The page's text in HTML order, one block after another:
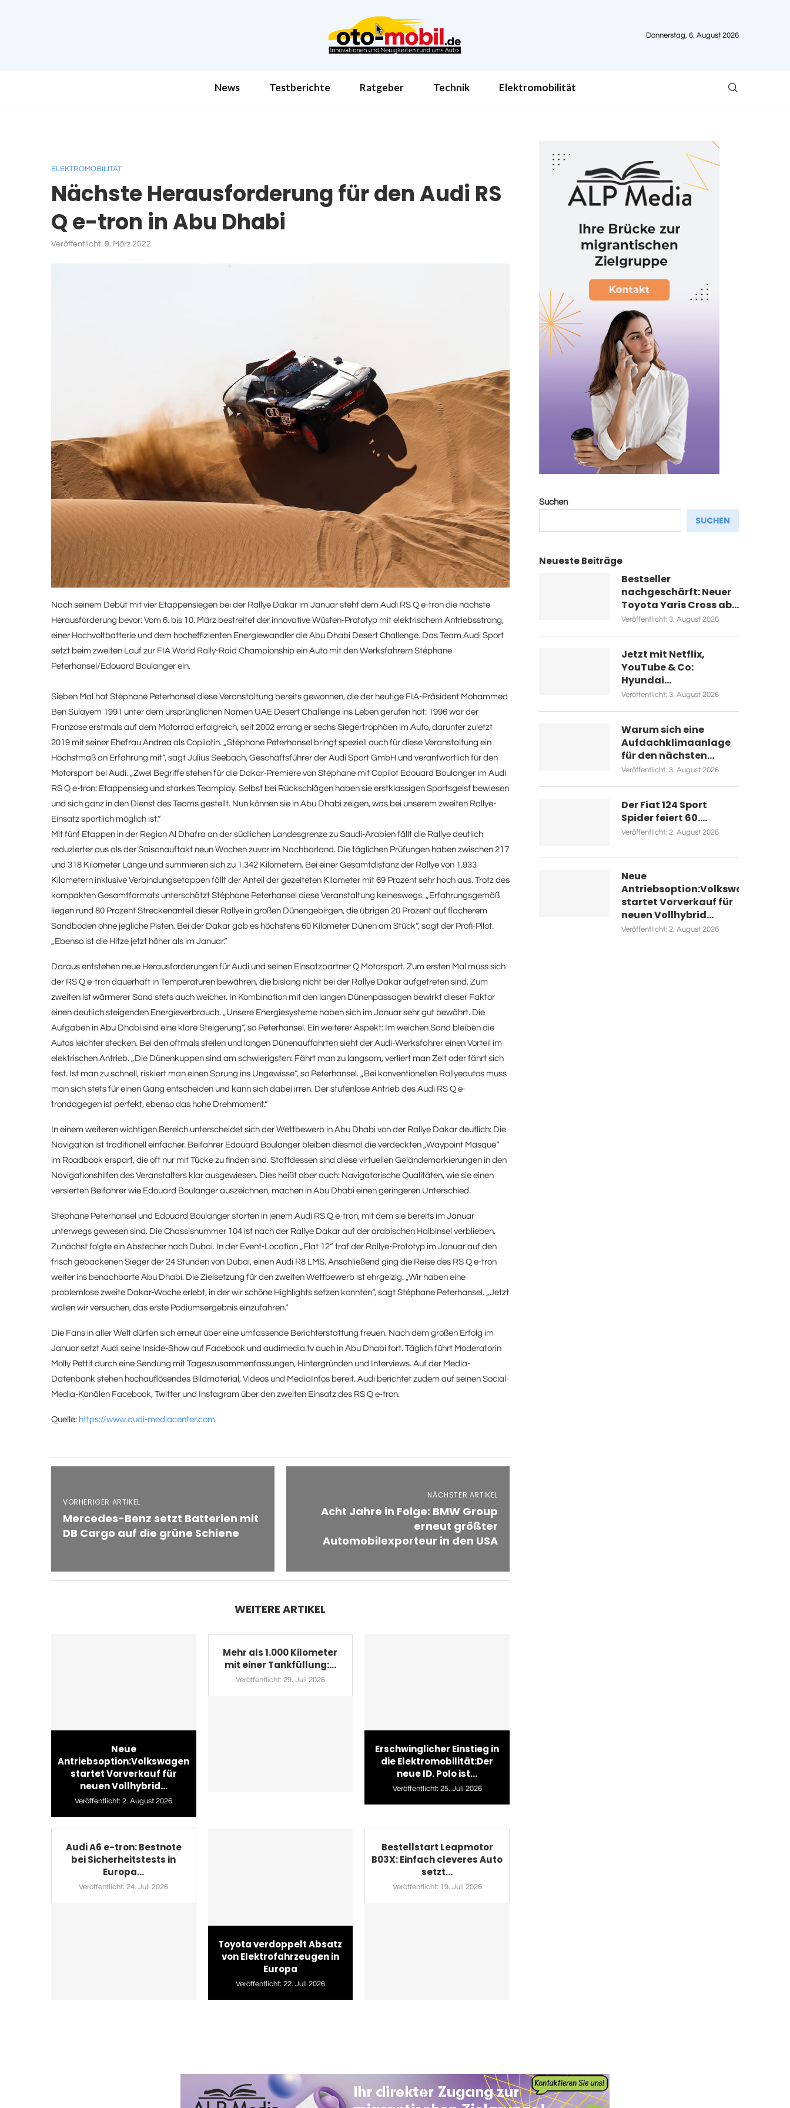
Donnerstag, 6. August 2026
News Testberichte Ratgeber Technik Elektromobilität
ELEKTROMOBILITÄT
Nächste Herausforderung für den Audi RS
Q e-tron in Abu Dhabi
Veröffentlicht: 9. März 2022
Nach seinem Debüt mit vier Etappensiegen bei der Rallye Dakar im Januar steht dem Audi RS Q e-tron die nächste
Herausforderung bevor: Vom 6. bis 10. März bestreitet der innovative Wüsten-Prototyp mit elektrischem Antriebsstrang,
einer Hochvoltbatterie und dem hocheffizienten Energiewandler die Abu Dhabi Desert Challenge. Das Team Audi Sport
setzt beim zweiten Lauf zur FIA World Rally-Raid Championship ein Auto mit den Werksfahrern Stéphane
Peterhansel/Edouard Boulanger ein.
Sieben Mal hat Stéphane Peterhansel diese Veranstaltung bereits gewonnen, die der heutige FIA-Präsident Mohammed
Ben Sulayem 1991 unter dem ursprünglichen Namen UAE Desert Challenge ins Leben gerufen hat: 1996 war der
Franzose erstmals auf dem Motorrad erfolgreich, seit 2002 errang er sechs Siegertrophäen im Auto, darunter zuletzt
2019 mit seiner Ehefrau Andrea als Copilotin. „Stéphane Peterhansel bringt speziell auch für diese Veranstaltung ein
Höchstmaß an Erfahrung mit“, sagt Julius Seebach, Geschäftsführer der Audi Sport GmbH und verantwortlich für den
Motorsport bei Audi. „Zwei Begriffe stehen für die Dakar-Premiere von Stéphane mit Copilot Edouard Boulanger im Audi
RS Q e-tron: Etappensieg und starkes Teamplay. Selbst bei Rückschlägen haben sie erstklassigen Sportsgeist bewiesen
und sich ganz in den Dienst des Teams gestellt. Nun können sie in Abu Dhabi zeigen, was bei unserem zweiten Rallye-
Einsatz sportlich möglich ist.“
Mit fünf Etappen in der Region Al Dhafra an der südlichen Landesgrenze zu Saudi-Arabien fällt die Rallye deutlich
reduzierter aus als der Saisonauftakt neun Wochen zuvor im Nachbarland. Die täglichen Prüfungen haben zwischen 217
und 318 Kilometer Länge und summieren sich zu 1.342 Kilometern. Bei einer Gesamtdistanz der Rallye von 1.933
Kilometern inklusive Verbindungsetappen fällt der Anteil der gezeiteten Kilometer mit 69 Prozent sehr hoch aus. Trotz des
kompakten Gesamtformats unterschätzt Stéphane Peterhansel diese Veranstaltung keineswegs. „Erfahrungsgemäß
liegen rund 80 Prozent Streckenanteil dieser Rallye in großen Dünengebirgen, die übrigen 20 Prozent auf flacherem
Sandboden ohne jegliche Pisten. Bei der Dakar gab es höchstens 60 Kilometer Dünen am Stück“, sagt der Profi-Pilot.
„Ebenso ist die Hitze jetzt höher als im Januar.“
Daraus entstehen neue Herausforderungen für Audi und seinen Einsatzpartner Q Motorsport. Zum ersten Mal muss sich
der RS Q e-tron dauerhaft in Temperaturen bewähren, die bislang nicht bei der Rallye Dakar aufgetreten sind. Zum
zweiten ist wärmerer Sand stets auch weicher. In Kombination mit den langen Dünenpassagen bewirkt dieser Faktor
einen deutlich steigenden Energieverbrauch. „Unsere Energiesysteme haben sich im Januar sehr gut bewährt. Die
Aufgaben in Abu Dhabi sind eine klare Steigerung“, so Peterhansel. Ein weiterer Aspekt: Im weichen Sand bleiben die
Autos leichter stecken. Bei den oftmals steilen und langen Dünenauffahrten sieht der Audi-Werksfahrer einen Vorteil im
elektrischen Antrieb. „Die Dünenkuppen sind am schwierigsten: Fährt man zu langsam, verliert man Zeit oder fährt sich
fest. Ist man zu schnell, riskiert man einen Sprung ins Ungewisse“, so Peterhansel. „Bei konventionellen Rallyeautos muss
man sich stets für einen Gang entscheiden und kann sich dabei irren. Der stufenlose Antrieb des Audi RS Q e-
trondagegen ist perfekt, ebenso das hohe Drehmoment.“
In einem weiteren wichtigen Bereich unterscheidet sich der Wettbewerb in Abu Dhabi von der Rallye Dakar deutlich: Die
Navigation ist traditionell einfacher. Beifahrer Edouard Boulanger bleiben diesmal die verdeckten „Waypoint Masqué“
im Roadbook erspart, die oft nur mit Tücke zu finden sind. Stattdessen sind diese virtuellen Geländemarkierungen in den
Navigationshilfen des Veranstalters klar ausgewiesen. Dies heißt aber auch: Navigatorische Qualitäten, wie sie einen
versierten Beifahrer wie Edouard Boulanger auszeichnen, machen in Abu Dhabi einen geringeren Unterschied.
Stéphane Peterhansel und Edouard Boulanger starten in jenem Audi RS Q e-tron, mit dem sie bereits im Januar
unterwegs gewesen sind. Die Chassisnummer 104 ist nach der Rallye Dakar auf der arabischen Halbinsel verblieben.
Zunächst folgte ein Abstecher nach Dubai. In der Event-Location „Flat 12“ traf der Rallye-Prototyp im Januar auf den
frisch gebackenen Sieger der 24 Stunden von Dubai, einen Audi R8 LMS. Anschließend ging die Reise des RS Q e-tron
weiter ins benachbarte Abu Dhabi. Die Zielsetzung für den zweiten Wettbewerb ist ehrgeizig. „Wir haben eine
problemlose zweite Dakar-Woche erlebt, in der wir schöne Highlights setzen konnten“, sagt Stéphane Peterhansel. „Jetzt
wollen wir versuchen, das erste Podiumsergebnis einzufahren.“
Die Fans in aller Welt dürfen sich erneut über eine umfassende Berichterstattung freuen. Nach dem großen Erfolg im
Januar setzt Audi seine Inside-Show auf Facebook und audimedia.tv auch in Abu Dhabi fort. Täglich führt Moderatorin
Molly Pettit durch eine Sendung mit Tageszusammenfassungen, Hintergründen und Interviews. Auf der Media-
Datenbank stehen hochauflösendes Bildmaterial, Videos und MediaInfos bereit. Audi berichtet zudem auf seinen Social-
Media-Kanälen Facebook, Twitter und Instagram über den zweiten Einsatz des RS Q e-tron.
Quelle: https://www.audi-mediacenter.com
VORHERIGER ARTIKEL
Mercedes-Benz setzt Batterien mit
DB Cargo auf die grüne Schiene
NÄCHSTER ARTIKEL
Acht Jahre in Folge: BMW Group
erneut größter
Automobilexporteur in den USA
WEITERE ARTIKEL
Neue
Antriebsoption:Volkswagen
startet Vorverkauf für
neuen Vollhybrid...
Veröffentlicht: 2. August 2026
Mehr als 1.000 Kilometer
mit einer Tankfüllung:...
Veröffentlicht: 29. Juli 2026
Erschwinglicher Einstieg in
die Elektromobilität:Der
neue ID. Polo ist...
Veröffentlicht: 25. Juli 2026
Audi A6 e-tron: Bestnote
bei Sicherheitstests in
Europa...
Veröffentlicht: 24. Juli 2026
Toyota verdoppelt Absatz
von Elektrofahrzeugen in
Europa
Veröffentlicht: 22. Juli 2026
Bestellstart Leapmotor
B03X: Einfach cleveres Auto
setzt...
Veröffentlicht: 19. Juli 2026
Suchen
SUCHEN
Neueste Beiträge
Bestseller
nachgeschärft: Neuer
Toyota Yaris Cross ab...
Veröffentlicht: 3. August 2026
Jetzt mit Netflix,
YouTube & Co:
Hyundai...
Veröffentlicht: 3. August 2026
Warum sich eine
Aufdachklimaanlage
für den nächsten...
Veröffentlicht: 3. August 2026
Der Fiat 124 Sport
Spider feiert 60....
Veröffentlicht: 2. August 2026
Neue
Antriebsoption:Volkswagen
startet Vorverkauf für
neuen Vollhybrid...
Veröffentlicht: 2. August 2026